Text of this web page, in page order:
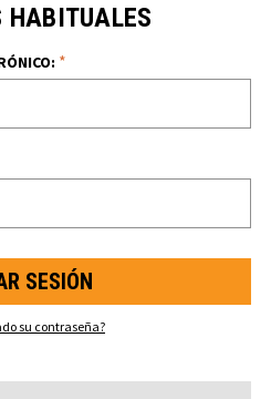
HABITUALES
*
su contraseña?